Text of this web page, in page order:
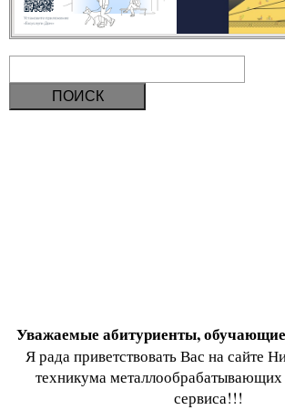
Уважаемые абитуриенты,
Я рада приветствовать Вас на сайте
техникума металлообрабатывающих
сервиса!!!